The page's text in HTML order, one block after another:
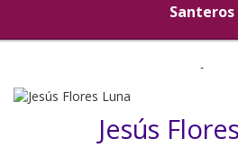
Santeros
Jesús